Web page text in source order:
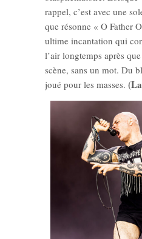
rappel, c’est avec une
que résonne « O Father
ultime incantation qui
l’air longtemps après
scène, sans un mot. Du
joué pour les masses.